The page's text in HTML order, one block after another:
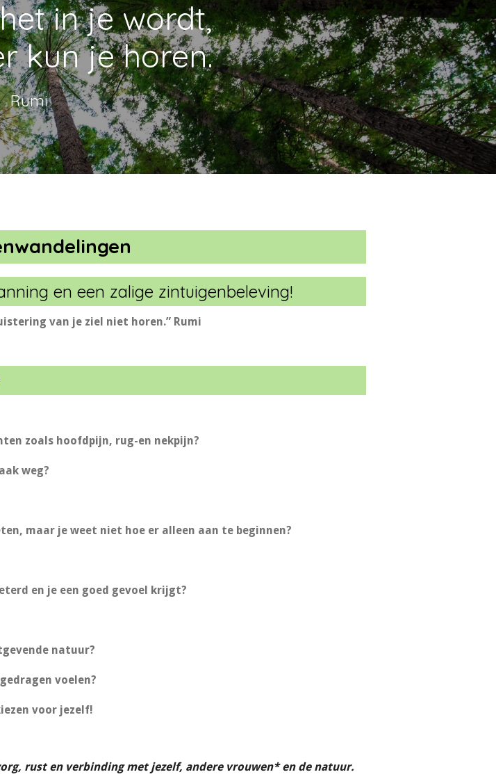
in je wordt,
kun je horen.
Rumi
en een zalige zintuigenbeleving!
van je ziel niet horen.” Rumi
zoals hoofdpijn, rug-en nekpijn?
weg?
maar je weet niet hoe er alleen aan te beginnen?
en je een goed gevoel krijgt?
natuur?
voelen?
voor jezelf!
rust en verbinding met jezelf, andere vrouwen* en de natuur.